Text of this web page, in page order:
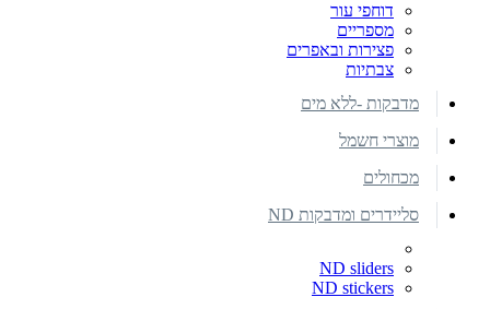
דוחפי עור
מספריים
פצירות ובאפרים
צבתיות
מדבקות -ללא מים
מוצרי חשמל
מכחולים
סליידרים ומדבקות ND
ND sliders
ND stickers